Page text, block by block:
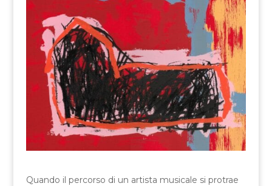
Quando il percorso di un artista musicale si protrae